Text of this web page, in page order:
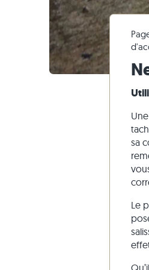
Carrelage en granite
Carrelage en quartzite
Carrelage en marbre
Carrelage antique
Carrelage de mosaique
Dalles en ardoise
Dalles en pierre
Dalles en marbre
Dalles en quartzite
Dalles polygonales
Faire une réclamation
Modifier la commande
Envoi d'échantillon
Livraison & Transport
Salles de séjour
Tour panoramique
Aménagement du
Styles d'habitat
Impressions des clients
sa
Le